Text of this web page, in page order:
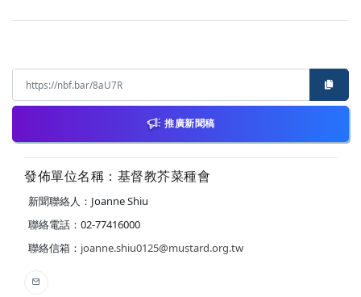
推廣新聞稿
發佈單位名稱：基督教芥菜種會
新聞聯絡人：Joanne Shiu
聯絡電話：02-77416000
聯絡信箱： joanne.shiu0125@mustard.org.tw